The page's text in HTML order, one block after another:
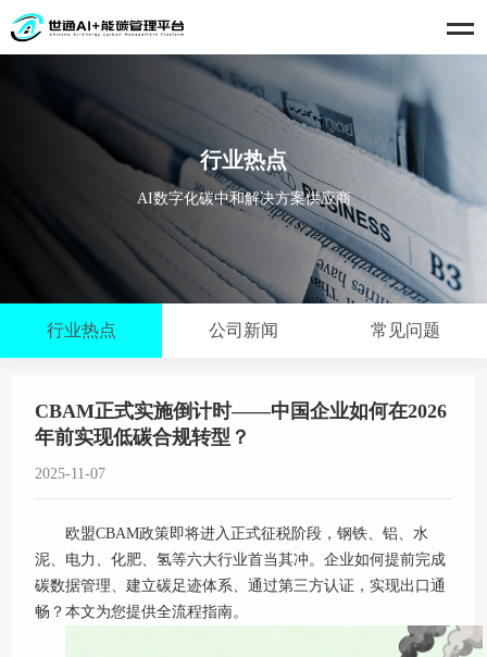
行业热点
AI数字化碳中和解决方案供应商
行业热点 公司新闻 常见问题
CBAM正式实施倒计时——中国企业如何在2026
年前实现低碳合规转型？
2025-11-07
欧盟CBAM政策即将进入正式征税阶段，钢铁、铝、水
泥、电力、化肥、氢等六大行业首当其冲。企业如何提前完成
碳数据管理、建立碳足迹体系、通过第三方认证，实现出口通
畅？本文为您提供全流程指南。